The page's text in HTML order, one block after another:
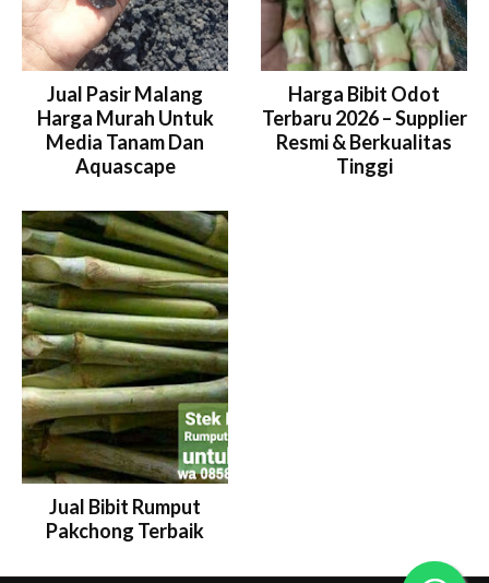
Jual Pasir Malang
Harga Murah Untuk
Media Tanam Dan
Aquascape
Harga Bibit Odot
Terbaru 2026 – Supplier
Resmi & Berkualitas
Tinggi
Jual Bibit Rumput
Pakchong Terbaik